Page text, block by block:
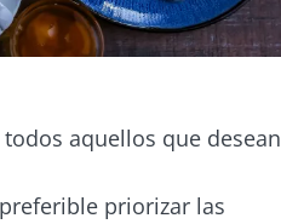
aquellos que desean
priorizar las